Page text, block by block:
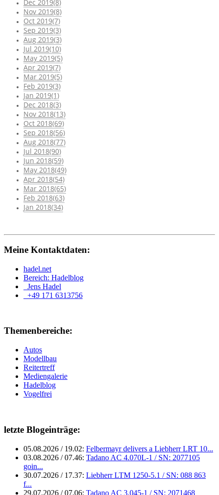
Dec 2019(8)
Nov 2019(8)
Oct 2019(7)
Sep 2019(3)
Aug 2019(3)
Jul 2019(10)
May 2019(5)
Apr 2019(7)
Mar 2019(5)
Feb 2019(3)
Jan 2019(1)
Dec 2018(3)
Nov 2018(13)
Oct 2018(69)
Sep 2018(56)
Aug 2018(77)
Jul 2018(90)
Jun 2018(59)
May 2018(49)
Apr 2018(54)
Mar 2018(65)
Feb 2018(63)
Jan 2018(34)
Meine Kontaktdaten:
hadel.net
Bereich: Hadelblog
Jens Hadel
+49 171 6313756
Themenbereiche:
Autos
Modellbau
Reitertreff
Mediengalerie
Hadelblog
Vogelfrei
letzte Blogeinträge:
05.08.2026 / 19.02: Felbermayr delivers a Liebherr LRT 10...
03.08.2026 / 07.46: Tadano AC 4.070L-1 / SN: 2077105
goin...
30.07.2026 / 17.37: Liebherr LTM 1250-5.1 / SN: 088 863
f...
29.07.2026 / 07.06: Tadano AC 3.045-1 / SN: 2071468